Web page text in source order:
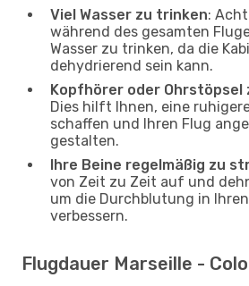
Viel Wasser zu trinken:
während des gesamten
Wasser zu trinken, da die
dehydrierend sein kann.
Kopfhörer oder Ohrstöpsel
Dies hilft Ihnen, eine
schaffen und Ihren Flug
gestalten.
Ihre Beine regelmäßig zu
von Zeit zu Zeit auf und
um die Durchblutung in
verbessern.
Flugdauer Marseille -